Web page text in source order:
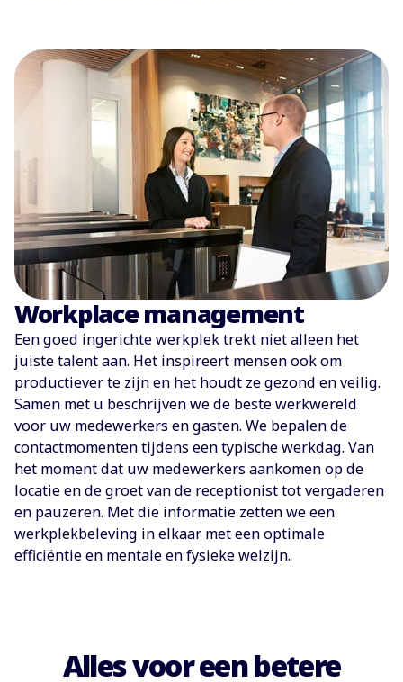
Workplace management
Een goed ingerichte werkplek trekt niet alleen het
juiste talent aan. Het inspireert mensen ook om
productiever te zijn en het houdt ze gezond en veilig.
Samen met u beschrijven we de beste werkwereld
voor uw medewerkers en gasten. We bepalen de
contactmomenten tijdens een typische werkdag. Van
het moment dat uw medewerkers aankomen op de
locatie en de groet van de receptionist tot vergaderen
en pauzeren. Met die informatie zetten we een
werkplekbeleving in elkaar met een optimale
efficiëntie en mentale en fysieke welzijn.
Alles voor een betere